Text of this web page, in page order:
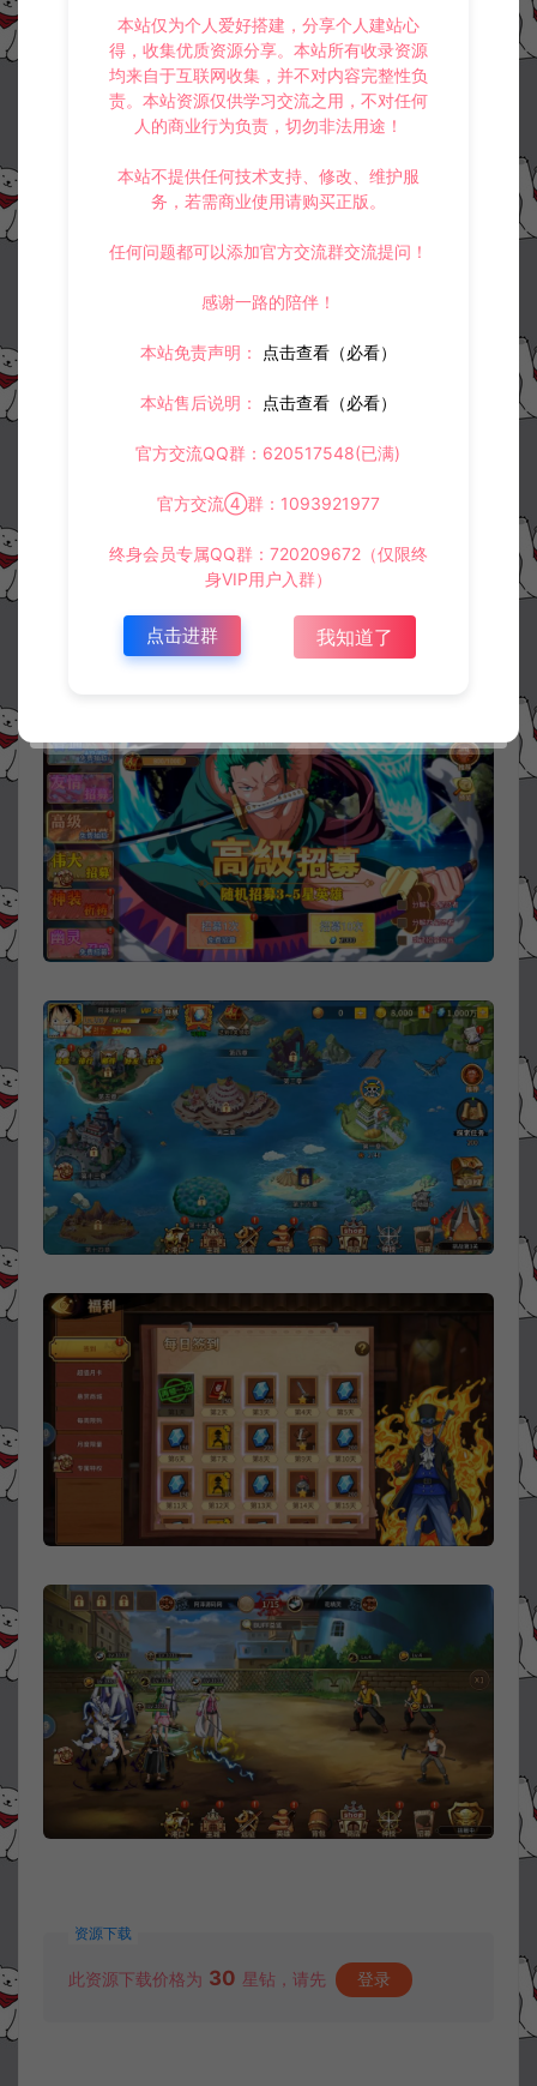
资源下载
此资源下载价格为 30 星钻，请先 登录
本站仅为个人爱好搭建，分享个人建站心
得，收集优质资源分享。本站所有收录资源
均来自于互联网收集，并不对内容完整性负
责。本站资源仅供学习交流之用，不对任何
人的商业行为负责，切勿非法用途！
本站不提供任何技术支持、修改、维护服
务，若需商业使用请购买正版。
任何问题都可以添加官方交流群交流提问！
感谢一路的陪伴！
本站免责声明： 点击查看（必看）
本站售后说明： 点击查看（必看）
官方交流QQ群：620517548(已满)
官方交流④群：1093921977
终身会员专属QQ群：720209672（仅限终
身VIP用户入群）
点击进群 我知道了